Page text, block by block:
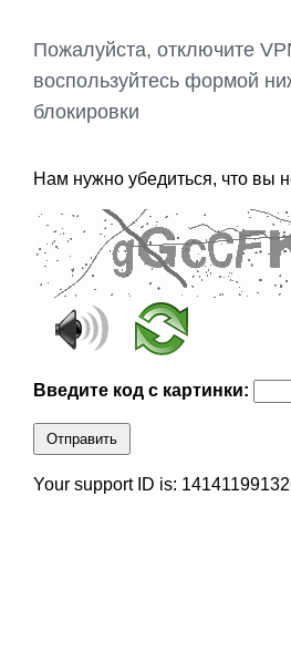
Пожалуйста, отключите
воспользуйтесь формой
блокировки
Нам нужно убедиться, что вы
Введите код с картинки:
Отправить
Your support ID is: